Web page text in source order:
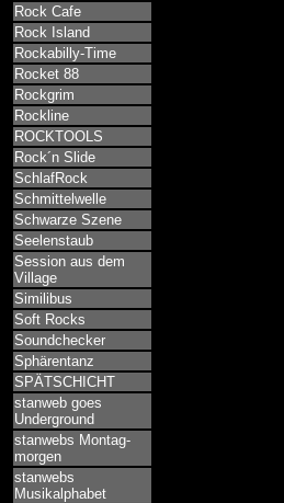
Rock Cafe
Rock Island
Rockabilly-Time
Rocket 88
Rockgrim
Rockline
ROCKTOOLS
Rock´n Slide
SchlafRock
Schmittelwelle
Schwarze Szene
Seelenstaub
Session aus dem
Village
Similibus
Soft Rocks
Soundchecker
Sphärentanz
SPÄTSCHICHT
stanweb goes
Underground
stanwebs Montag-
morgen
stanwebs
Musikalphabet